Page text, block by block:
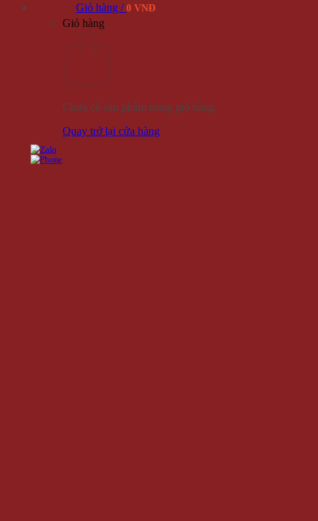
Giỏ hàng / 0 VNĐ
Giỏ hàng
Chưa có sản phẩm trong giỏ hàng.
Quay trở lại cửa hàng